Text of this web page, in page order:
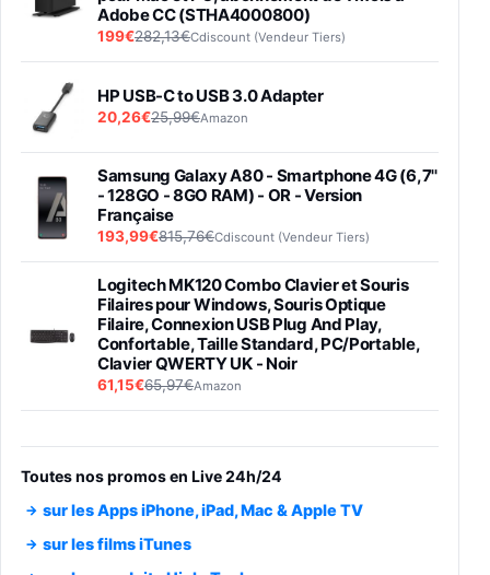
Adobe CC (STHA4000800)
199€282,13€Cdiscount (Vendeur Tiers)
HP USB-C to USB 3.0 Adapter
20,26€25,99€Amazon
Samsung Galaxy A80 - Smartphone 4G (6,7''
- 128GO - 8GO RAM) - OR - Version
Française
193,99€815,76€Cdiscount (Vendeur Tiers)
Logitech MK120 Combo Clavier et Souris
Filaires pour Windows, Souris Optique
Filaire, Connexion USB Plug And Play,
Confortable, Taille Standard, PC/Portable,
Clavier QWERTY UK - Noir
61,15€65,97€Amazon
entraénement direct 3 vitesses (33-45-78
trs/min) avec pre-ampli intégré et port USB
Smartphone SAMSUNG Galaxy S26 Ultra
Toutes nos promos en Live 24h/24
sur les Apps iPhone, iPad, Mac & Apple TV
sur les films iTunes